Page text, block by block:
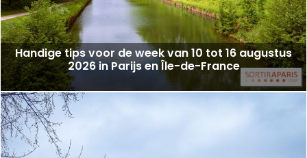
Handige tips voor de week van 10 tot 16 augustus
2026 in Parijs en Île-de-France